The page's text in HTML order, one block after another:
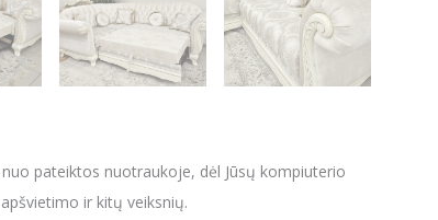
pateiktos nuotraukoje, dėl Jūsų kompiuterio
ir kitų veiksnių.